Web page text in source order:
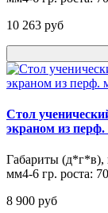
10 263 pуб
Стол
экраном из перф.
Габариты (д*г*в),
мм4-6 гр. роста:
8 900 pуб